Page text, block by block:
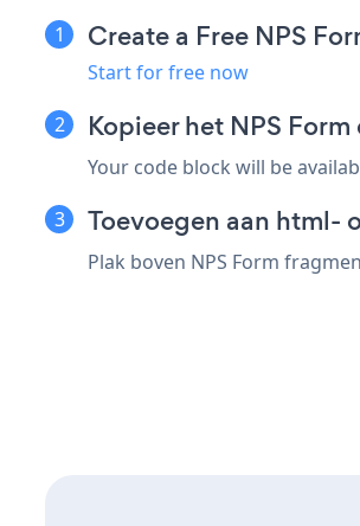
Create a Free NPS
Start for free now
Kopieer het NPS
Your code block will be
Toevoegen aan html-
Plak boven NPS Form